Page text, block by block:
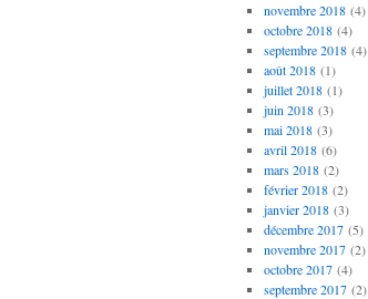
novembre 2018(4)
octobre 2018(4)
septembre 2018(4)
août 2018(1)
juillet 2018(1)
juin 2018(3)
mai 2018(3)
avril 2018(6)
mars 2018(2)
février 2018(2)
janvier 2018(3)
décembre 2017(5)
novembre 2017(2)
octobre 2017(4)
septembre 2017(2)